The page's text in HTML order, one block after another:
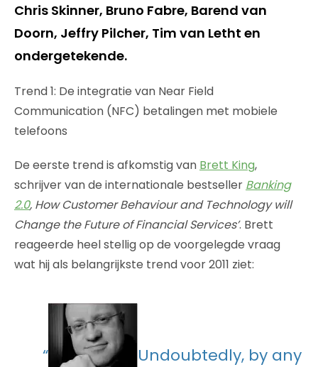
Chris Skinner, Bruno Fabre, Barend van
Doorn, Jeffry Pilcher, Tim van Letht en
ondergetekende.
Trend 1: De integratie van Near Field
Communication (NFC) betalingen met mobiele
telefoons
De eerste trend is afkomstig van Brett King,
schrijver van de internationale bestseller Banking
2.0, How Customer Behaviour and Technology will
Change the Future of Financial Services’. Brett
reageerde heel stellig op de voorgelegde vraag
wat hij als belangrijkste trend voor 2011 ziet:
“ Undoubtedly, by any